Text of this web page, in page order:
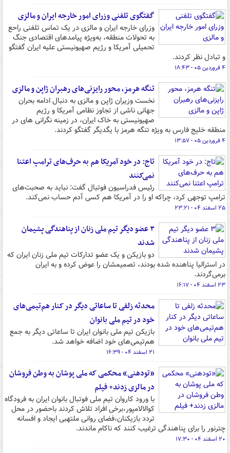
گفتگوی تلفنی وزرای امور خارجه ایران و مالزی
وزرای خارجه ایران و مالزی در یک تماس تلفنی راحع
به تحولات منطقه‌، به‌ویژه پیامدهای اقتصادی جنگ
تحمیلی آمریکا و رژیم صهیونیستی علیه ایران گفتگو
و تبادل نظر کردند.
۴ فروردین ۰۵ - ۱۸:۴۳
تنگه هرمز، محور رایزنی‌های رهبران ژاپن و مالزی
نخست وزیران ژاپن و مالزی به دنبال ادامه بحران
جهانی ناشی از تجاوز نظامی آمریکا و رژیم
صهیونیستی به خاک ایران، در زمینه نگرانی های در
منطقه خلیج فارس به ویژه تنگه هرمز با یگدیگر گفتگو کردند.
۴ فروردین ۰۵ - ۱۳:۵۷
تاج: در خود آمریکا هم به حرف‌های ترامپ اعتنا
نمی‌کنند
رئیس فدراسیون فوتبال گفت: نباید به صحبت‌های
ترامپ توجهی کرد، چراکه او را در آمریکا هم کسی آدم حساب نمی‌کند.
۲۵ اسفند ۰۴ - ۲۳:۲۱
۳ عضو دیگر تیم ملی زنان از پناهندگی پشیمان
شدند
دو بازیکن و یک عضو تدارکات تیم ملی زنان ایران که
در استرالیا پناهنده شده بودند، تصمیمشان را عوض کرده و به ایران
برمی‌گردند.
۲۳ اسفند ۰۴ - ۱۶:۱۷
محدثه زلفی تا ساعاتی دیگر در کنار هم‌تیمی‌های
خود در تیم ملی بانوان
بازیکن تیم ملی بانوان ایران تا ساعاتی دیگر به جمع
هم‌تیمی‌های خود اضافه خواهد شد.
۲۱ اسفند ۰۴ - ۱۶:۳۹
«تودهنی» محکمی که ملی پوشان به وطن فروشان
در مالزی زدند+ فیلم
با ورود کاروان تیم ملی فوتبال بانوان ایران به فرودگاه
کوالالامپور،برخی افراد تلاش کردند باحضور در محل
تردد بازیکنان،فضای روانی ملتهبی ایجاد و افسانه
چترنور را برای پناهندگی ترغیب کنند که ناکام ماندند.
۲۰ اسفند ۰۴ - ۱۷:۳۰